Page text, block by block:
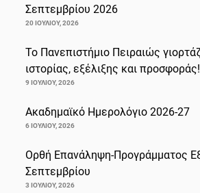
Σεπτεμβρίου 2026
20 ΙΟΥΛΊΟΥ, 2026
Το Πανεπιστήμιο Πειραιώς
ιστορίας, εξέλιξης και προσφοράς!
9 ΙΟΥΛΊΟΥ, 2026
Ακαδημαϊκό Ημερολόγιο 2026-27
6 ΙΟΥΛΊΟΥ, 2026
Ορθή Επανάληψη-Προγράμματος
Σεπτεμβρίου
3 ΙΟΥΛΊΟΥ, 2026